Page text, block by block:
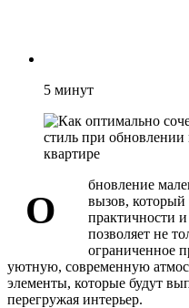
5 минут
О
бновление
вызов, который
практичности
позволяет не
ограниченное
уютную, современную
элементы, которые будут
перегружая интерьер.